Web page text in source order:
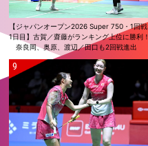
【ジャパンオープン2026 Super 750・1回戦
1日目】古賀／齋藤がランキング上位に勝利！
奈良岡、奥原、渡辺／田口も2回戦進出